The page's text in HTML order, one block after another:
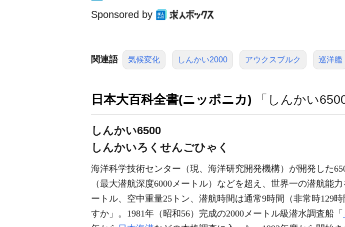
Sponsored by
関連語 気候変化 しんかい2000 アウクスブルク 巡洋艦
日本大百科全書(ニッポニカ) 「しんかい
しんかい6500
しんかいろくせんごひゃく
海洋科学技術センター（現、海洋研究開発機構）が開発した
（最大潜航深度6000メートル）などを超え、世界一の潜航能
ートル、空中重量25トン、潜航時間は通常9時間（非常時129時
すか」。1981年（昭和56）完成の2000メートル級潜水調査船「